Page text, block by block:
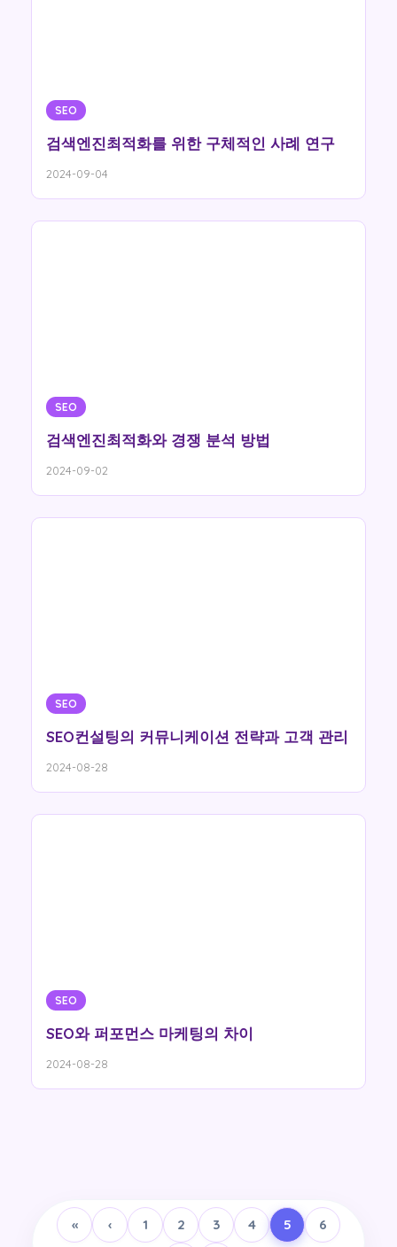
SEO
검색엔진최적화를 위한 구체적인 사례 연구
2024-09-04
SEO
검색엔진최적화와 경쟁 분석 방법
2024-09-02
SEO
SEO컨설팅의 커뮤니케이션 전략과 고객 관리
2024-08-28
SEO
SEO와 퍼포먼스 마케팅의 차이
2024-08-28
« ‹ 1 2 3 4 5 6